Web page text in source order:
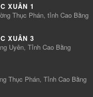
XUÂN 1
Thục Phán, tỉnh Cao Bằng
XUÂN 3
Uyên, Tỉnh Cao Bằng
Thục Phán, Tỉnh Cao Bằng